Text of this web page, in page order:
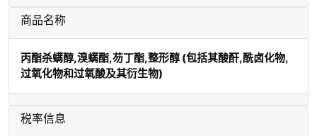
商品名称
丙酯杀螨醇,溴螨酯,芴丁酯,整形醇 (包括其酸酐,酰卤化物,
过氧化物和过氧酸及其衍生物)
税率信息